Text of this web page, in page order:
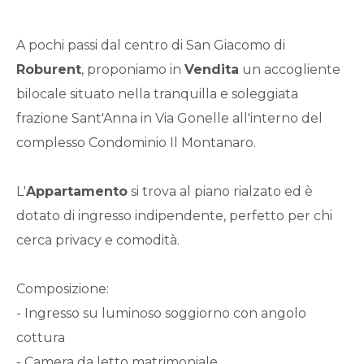
A pochi passi dal centro di San Giacomo di
Roburent, proponiamo inVendita un accogliente
bilocale situato nella tranquilla e soleggiata
frazione Sant'Anna in Via Gonelle all'interno del
complesso Condominio Il Montanaro.
L'Appartamento si trova al piano rialzato ed è
dotato di ingresso indipendente, perfetto per chi
cerca privacy e comodità.
Composizione:
- Ingresso su luminoso soggiorno con angolo
cottura
1
2